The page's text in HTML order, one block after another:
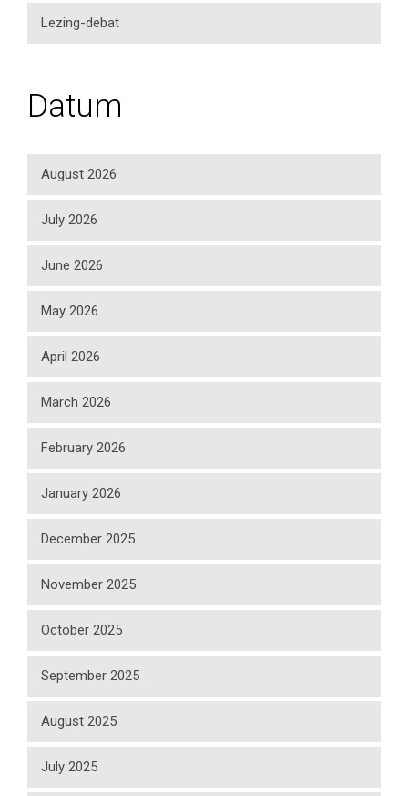
Lezing-debat
Datum
August 2026
July 2026
June 2026
May 2026
April 2026
March 2026
February 2026
January 2026
December 2025
November 2025
October 2025
September 2025
August 2025
July 2025